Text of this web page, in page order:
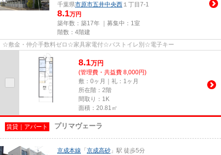
千葉県市原市五井中央西 １丁目7-1
8.1万円
築年数：築17年 ｜募集中： 1室
階数：4階建
☆敷金・仲介手数料ゼロ☆家具家電付☆バストイレ別☆電子キー
8.1万円
(管理費・共益費 8,000円)
敷：0ヶ月｜礼：1ヶ月
所在階：2階
間取り：1K
面積：20.81㎡
賃貸｜アパート プリマヴェーラ
京成本線 「 京成高砂 」駅 徒歩5分